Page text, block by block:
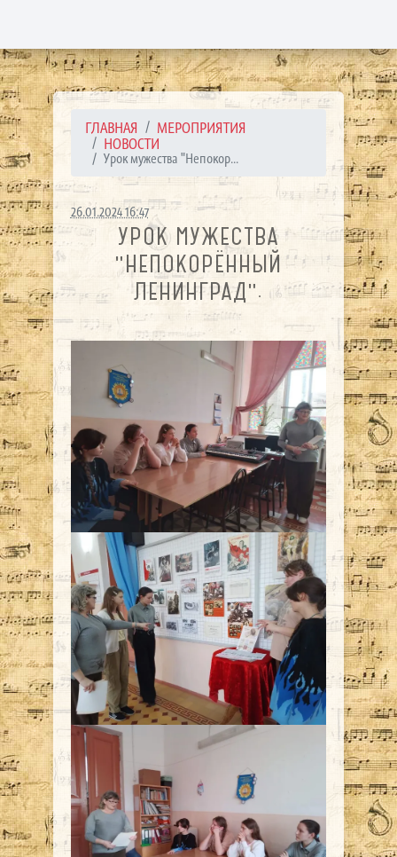
ГЛАВНАЯ
МЕРОПРИЯТИЯ
НОВОСТИ
Урок мужества "Непокор...
26.01.2024 16:47
УРОК МУЖЕСТВА
"НЕПОКОРЁННЫЙ
ЛЕНИНГРАД".